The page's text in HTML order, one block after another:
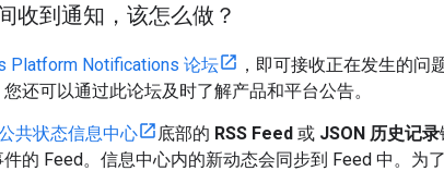
收到通知，该怎么做？
Platform Notifications 论坛
，即可接收正在发生的问
还可以通过此论坛及时了解产品和平台公告。
共状态信息中心 底部的 RSS Feed 或 JSON 历史记录
的 Feed。信息中心内的新动态会同步到 Feed 中。为